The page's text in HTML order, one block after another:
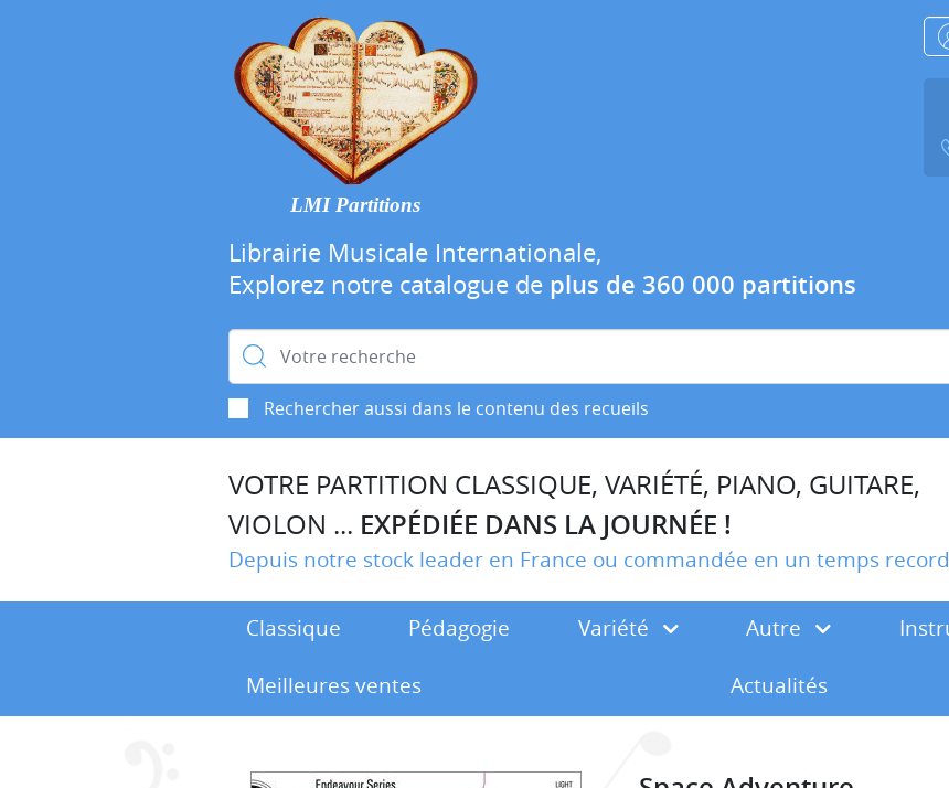
LMI Partitions
Librairie Musicale Internationale,
Explorez notre catalogue de plus de 360 000 partitions
Rechercher :
Rechercher aussi dans le contenu des recueils
VOTRE PARTITION CLASSIQUE, VARIÉTÉ, PIANO, GUITARE,
VIOLON ... EXPÉDIÉE DANS LA JOURNÉE !
Depuis notre stock leader en France ou commandée en un temps
Classique Pédagogie Variété Autre
Meilleures ventes
Actualités